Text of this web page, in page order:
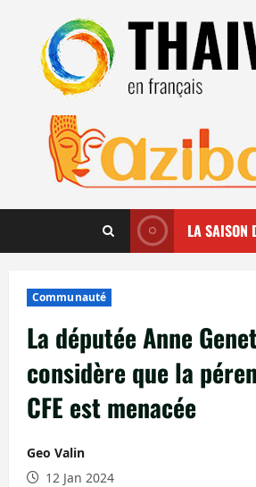
contenu
LA SAISON
Communauté
La députée Anne
considère que la
CFE est menacée
Geo Valin
12 Jan 2024